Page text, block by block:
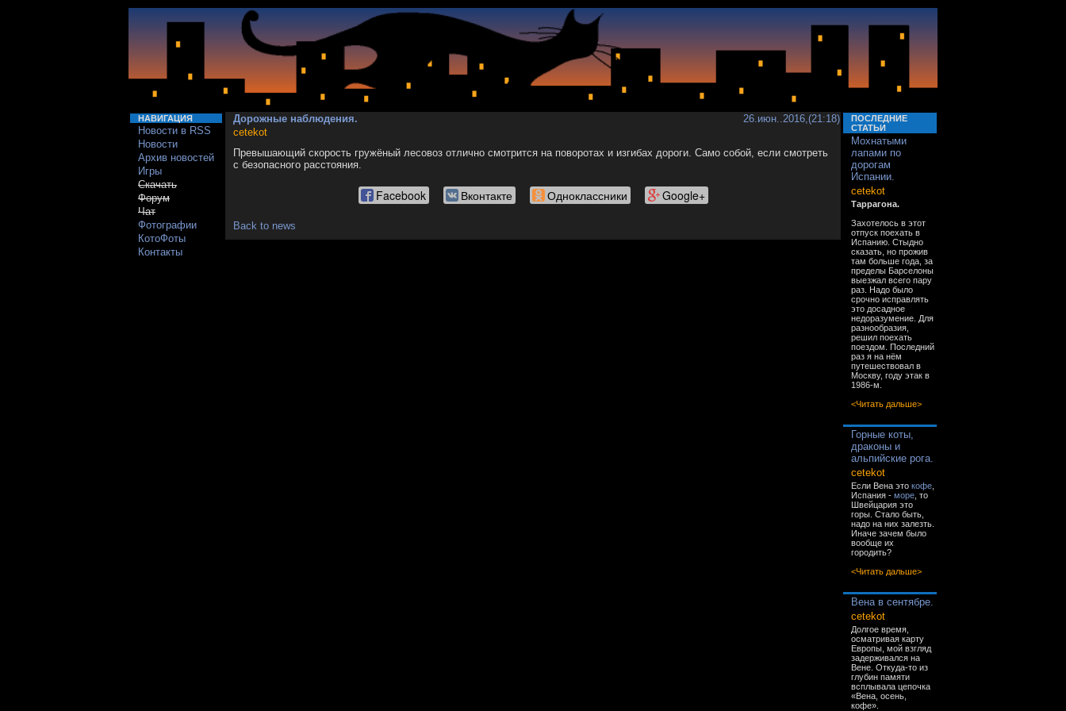
НАВИГАЦИЯ
Новости в RSS
Новости
Архив новостей
Игры
Скачать
Форум
Чат
Фотографии
КотоФоты
Контакты
Дорожные наблюдения.
26.июн..2016,(21:18)
cetekot
Превышающий скорость гружёный лесовоз отлично смотрится на поворотах и изгибах дороги. Само собой, если смотреть
с безопасного расстояния.
Facebook Вконтакте Одноклассники Google+
Back to news
ПОСЛЕДНИЕ
СТАТЬИ
Мохнатыми
лапами по
дорогам
Испании.
cetekot
Таррагона.
Захотелось в этот
отпуск поехать в
Испанию. Стыдно
сказать, но прожив
там больше года, за
пределы Барселоны
выезжал всего пару
раз. Надо было
срочно исправлять
это досадное
недоразумение. Для
разнообразия,
решил поехать
поездом. Последний
раз я на нём
путешествовал в
Москву, году этак в
1986-м.
<Читать дальше>
Горные коты,
драконы и
альпийские рога.
cetekot
Если Вена это кофе
Испания - море , то
Швейцария это
горы. Стало быть,
надо на них залезть.
Иначе зачем было
вообще их
городить?
<Читать дальше>
Вена в сентябре.
cetekot
Долгое время,
осматривая карту
Европы, мой взгляд
задерживался на
Вене. Откуда-то из
глубин памяти
всплывала цепочка
«Вена, осень,
кофе».